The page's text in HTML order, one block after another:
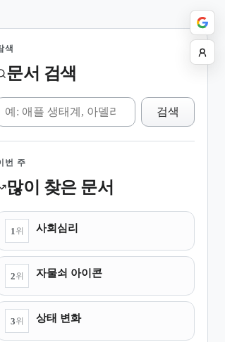
색
문서 검색
키 검색
검색
번 주
많이 찾은 문서
1 위 사회심리
2위 자물쇠 아이콘
3위 상태 변화